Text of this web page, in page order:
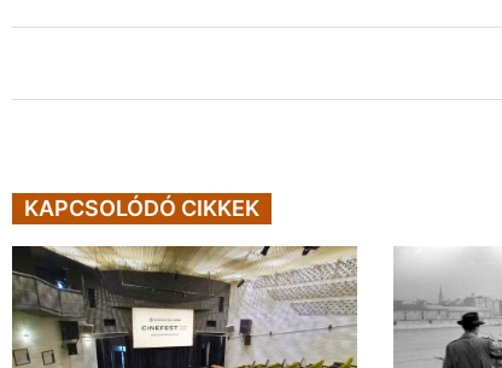
KAPCSOLÓDÓ CIKKEK